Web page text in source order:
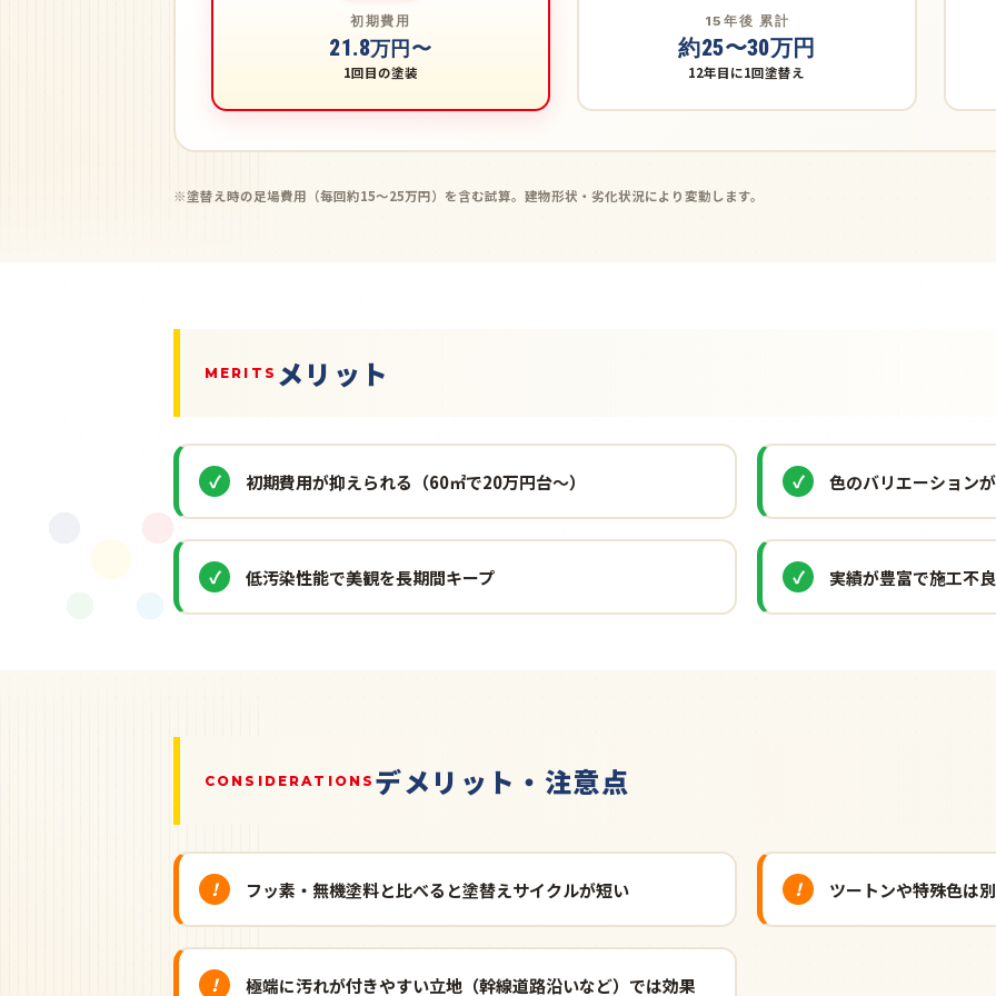
初期費用
21.8万円〜
1回目の塗装
15年後 累計
約25〜30万円
12年目に1回塗替え
※塗替え時の足場費用（毎回約15〜25万円）を含む試算。建物形状・劣化状況により変動します。
MERITS メリット
初期費用が抑えられる（60㎡で20万円台〜） 色のバリエーション
低汚染性能で美観を長期間キープ 実績が豊富で施工不
CONSIDERATIONS デメリット・注意点
フッ素・無機塗料と比べると塗替えサイクルが短い ツートンや特殊色は
極端に汚れが付きやすい立地（幹線道路沿いなど）では効果